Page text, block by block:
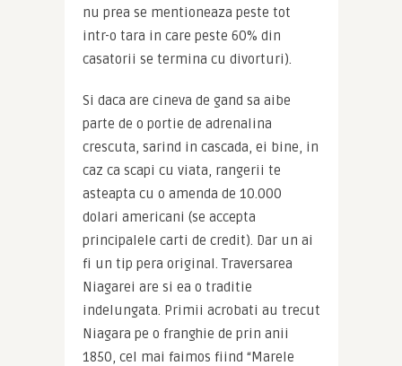
nu prea se mentioneaza peste tot
intr-o tara in care peste 60% din
casatorii se termina cu divorturi).
Si daca are cineva de gand sa aibe
parte de o portie de adrenalina
crescuta, sarind in cascada, ei bine, in
caz ca scapi cu viata, rangerii te
asteapta cu o amenda de 10.000
dolari americani (se accepta
principalele carti de credit). Dar un ai
fi un tip pera original. Traversarea
Niagarei are si ea o traditie
indelungata. Primii acrobati au trecut
Niagara pe o franghie de prin anii
1850, cel mai faimos fiind “Marele